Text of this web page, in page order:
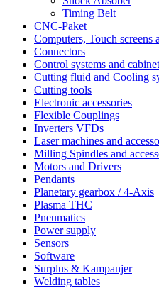
Timing Belt
CNC-Paket
Computers, Touch screens
Connectors
Control systems and
Cutting fluid and Cooling
Cutting tools
Electronic accessories
Flexible Couplings
Inverters VFDs
Laser machines and
Milling Spindles and
Motors and Drivers
Pendants
Planetary gearbox / 4-Axis
Plasma THC
Pneumatics
Power supply
Sensors
Software
Surplus & Kampanjer
Welding tables